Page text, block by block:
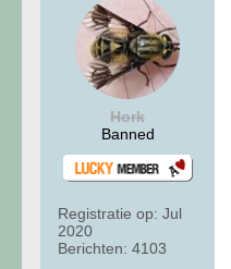
Hork
Banned
Registratie op: Jul
2020
Berichten: 4103